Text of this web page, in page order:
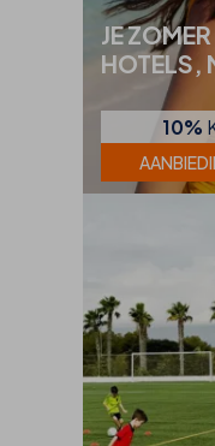
JE
HOTELS,
10%